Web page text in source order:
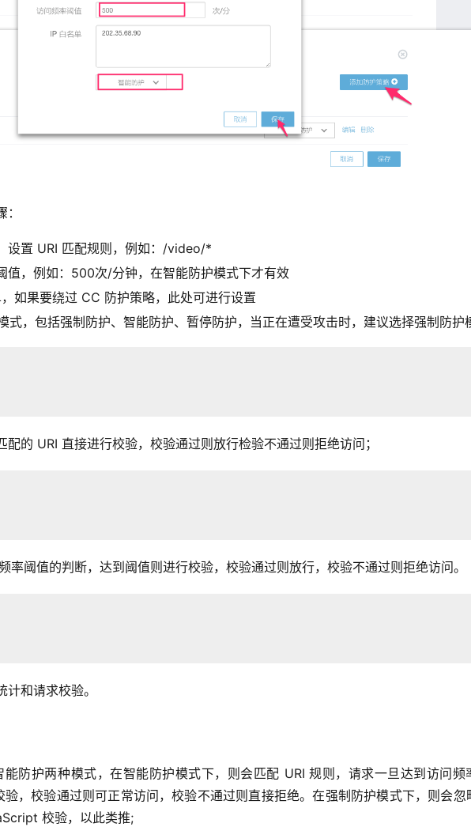
设置 URI 匹配规则，例如：/video/*
值，例如：500次/分钟，在智能防护模式下才有效
如果要绕过 CC 防护策略，此处可进行设置
式，包括强制防护、智能防护、暂停防护，当正在遭受攻击时，建议选择强制防护
的 URI 直接进行校验，校验通过则放行检验不通过则拒绝访问；
率阈值的判断，达到阈值则进行校验，校验通过则放行，校验不通过则拒绝访问。
和请求校验。
能防护两种模式，在智能防护模式下，则会匹配 URI 规则，请求一旦达到访问频
，校验通过则可正常访问，校验不通过则直接拒绝。在强制防护模式下，则会忽
校验，以此类推;